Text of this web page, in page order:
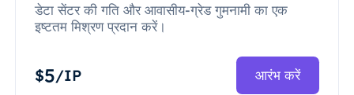
डेटा सेंटर की गति और आवासीय-ग्रेड गुमनामी का एक
इष्टतम मिश्रण प्रदान करें।
$5/IP आरंभ करें